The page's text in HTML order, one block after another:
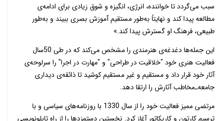
سبب می‌گردد تا خواننده، انرژی، انگیزه و شوق زیادی برای ادامه‌ی
مطالعه پیدا کند و نهایتاً به‌طور مستقیم آموزش بصری ببیند و به‌طور
طبیعی، فرهنگ او گسترش پیدا کند.»
این جمله‌ها دغدغه‌ی هنرمندی را مشخص می‌کند که در طی 50سال
فعالیت هنری خود "خلاقیت در طراحی" و "مهارت در اجرا" را سرلوحه‌ی
آثار خود قرار داد و مستقیم و غیر مستقیم کوشید تا ذائقه‌ی دیداری
جامعه‌ـ‌مخاطب آثارش را ارتقا دهد.
مرتضی ممیز فعالیت خود را از سال 1330 با روزنامه‌های سیاسی و با
ترسیم کارتون و کاریکاتور آغاز کرد. نخستین دستمزدها را از راه تابلونویسی